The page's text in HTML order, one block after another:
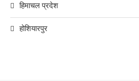
हिमाचल प्रदेश
होशियारपुर